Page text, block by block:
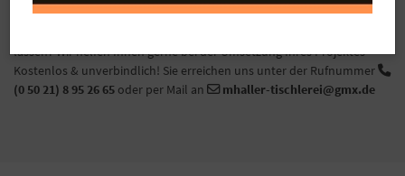
lassen? Wir helfen Ihnen gerne bei der Umsetzung Ihres Projektes -
Kostenlos & unverbindlich! Sie erreichen uns unter der Rufnummer
(0 50 21) 8 95 26 65 oder per Mail an mhaller-tischlerei@gmx.de